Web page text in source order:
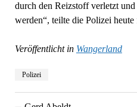
durch den Reizstoff verletzt
werden“, teilte die Polizei
Veröffentlicht in Wangerland
Polizei